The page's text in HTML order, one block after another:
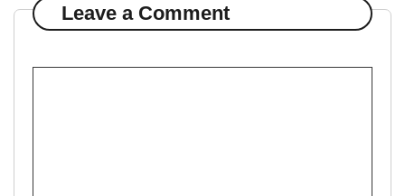
Leave a Comment